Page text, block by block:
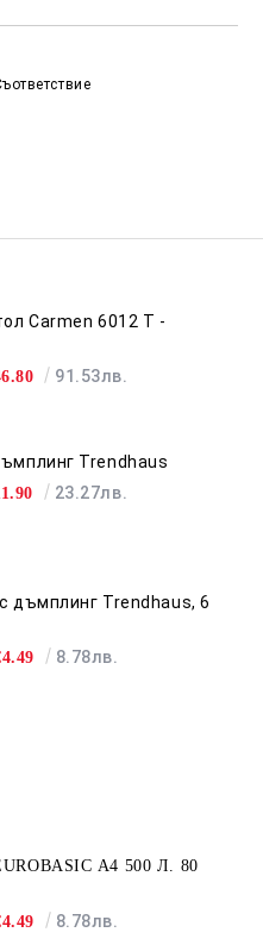
Carmen 6012 T -
91.53лв.
Trendhaus
23.27лв.
дъмплинг Trendhaus, 6
8.78лв.
А4 500 Л. 80
8.78лв.